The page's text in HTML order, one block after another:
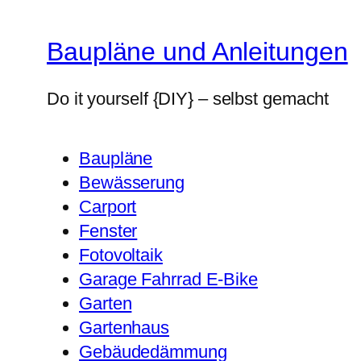
Baupläne und Anleitungen
Do it yourself {DIY} – selbst gemacht
Baupläne
Bewässerung
Carport
Fenster
Fotovoltaik
Garage Fahrrad E-Bike
Garten
Gartenhaus
Gebäudedämmung